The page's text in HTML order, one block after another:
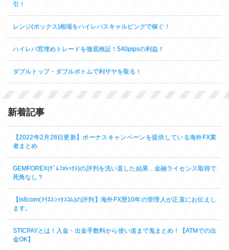
引！
レンジ(ボックス)相場をハイレバスキャルピングで稼ぐ！
ハイレバ窓埋めトレードを徹底検証！540pipsの利益！
ダブルトップ・ダブルボトムで利ザヤを取る！
新着記事
【2022年2月28日更新】ボーナスキャンペーンを提供している海外FX業
者まとめ
GEMFOREX(ｹﾞﾑﾌｫﾚｯｸｽ)の評判を洗い直した結果…金融ライセンス取得で
死角なし？
【is6com(ｱｲｴｽｼｯｸｽｺﾑ)の評判】海外FX歴10年の管理人が正直にお伝えし
ます。
STICPAYとは！入金・出金手数料から使い道まで鬼まとめ！【ATMでの出
金OK】